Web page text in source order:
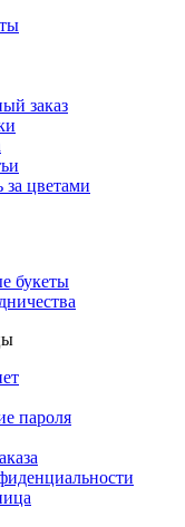
заказ
за цветами
букеты
пароля